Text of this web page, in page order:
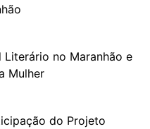
Literário no Maranhão e
Mulher
do Projeto